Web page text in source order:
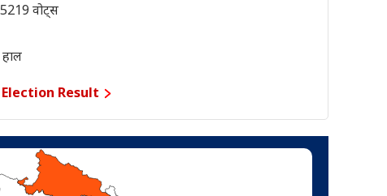
वोट्स
Result